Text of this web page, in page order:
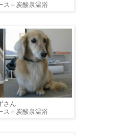
ス＋炭酸泉温浴
さん
ス＋炭酸泉温浴